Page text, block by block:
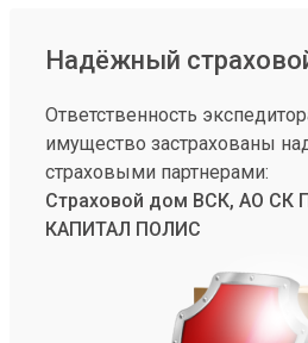
Надёжный
Ответственность
имущество застрахованы
страховыми партнерами:
Страховой дом ВСК, АО СК
КАПИТАЛ ПОЛИС